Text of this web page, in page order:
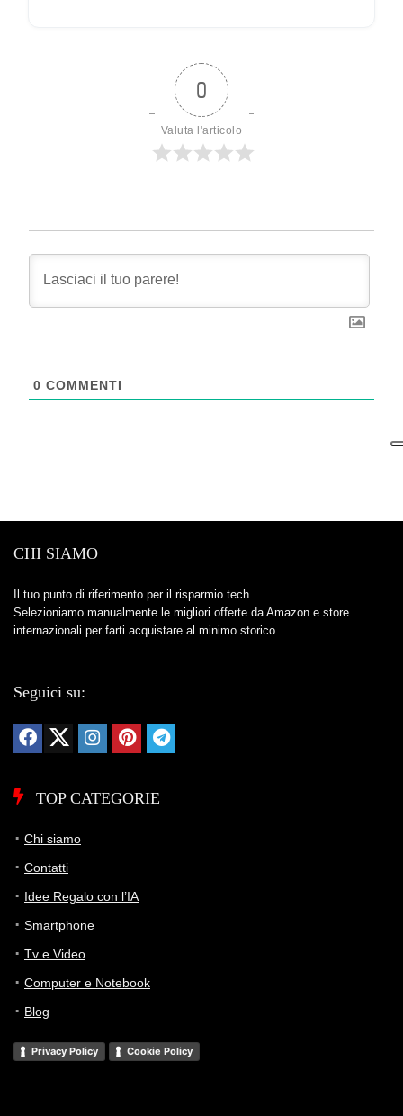
0
Valuta l'articolo
0 COMMENTI
CHI SIAMO
Il tuo punto di riferimento per il risparmio tech.
Selezioniamo manualmente le migliori offerte da Amazon e store
internazionali per farti acquistare al minimo storico.
Seguici su:
TOP CATEGORIE
Chi siamo
Contatti
Idee Regalo con l’IA
Smartphone
Tv e Video
Computer e Notebook
Blog
Privacy Policy Cookie Policy